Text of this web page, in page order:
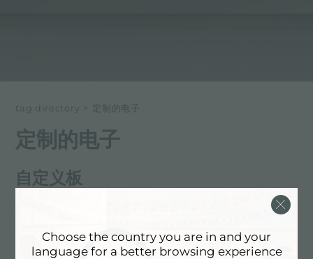
tag directory > 定制的电子
定制的电子
自定义板
定制炉灶、电磁炉和燃气炉技术通过精选最佳材料为定制
设计提供服务。
Choose the country you are in and your
language for a better browsing experience